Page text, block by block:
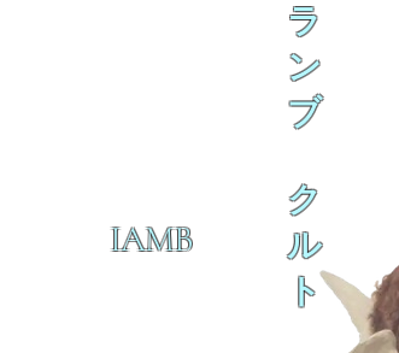
IAMB
ラ
ン
ブ
ク
ル
ト